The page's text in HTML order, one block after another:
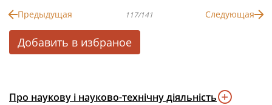
Предыдущая 117/141 Следующая
Добавить в избраное
Про наукову і науково-технічну діяльність